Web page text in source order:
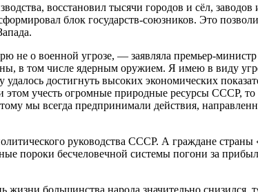
восстановил тысячи городов и сёл, заводов
блок государств-союзников. Это
не о военной угрозе, — заявляла премьер-
том числе ядерным оружием. Я имею в виду
достигнуть высоких экономических
учесть огромные природные ресурсы СССР, то
мы всегда предпринимали действия,
руководства СССР. А граждане
пороки бесчеловечной системы погони за
большинства народа значительно снизился,